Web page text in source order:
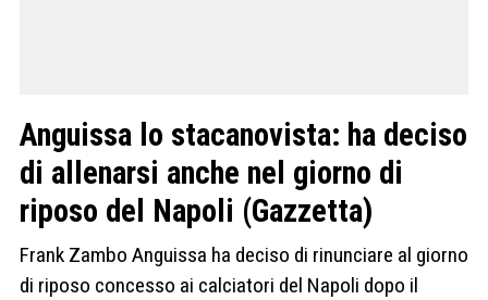
Anguissa lo stacanovista: ha deciso
di allenarsi anche nel giorno di
riposo del Napoli (Gazzetta)
Frank Zambo Anguissa ha deciso di rinunciare al giorno
di riposo concesso ai calciatori del Napoli dopo il